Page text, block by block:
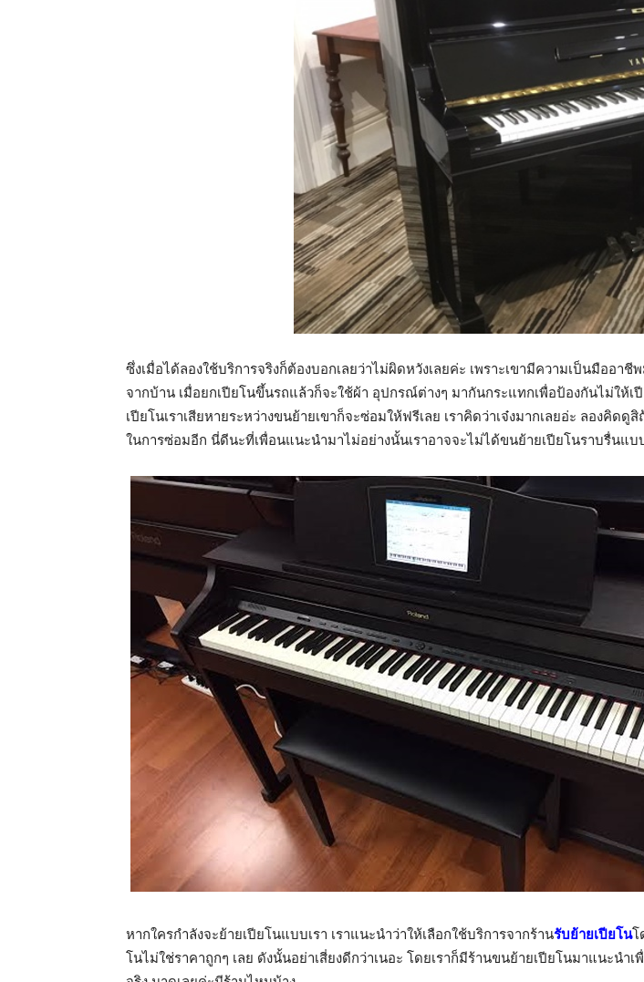
ซึ่งเมื่อได้ลองใช้บริการจริงก็ต้องบอกเลยว่าไม่ผิดหวังเลยค่ะ เพราะเขามีความเป็นมืออา
จากบ้าน เมื่อยกเปียโนขึ้นรถแล้วก็จะใช้ผ้า อุปกรณ์ต่างๆ มากันกระแทกเพื่อป้องกันไม่ให้
เปียโนเราเสียหายระหว่างขนย้ายเขาก็จะซ่อมให้ฟรีเลย เราคิดว่าเจ๋งมากเลยอ่ะ ลองคิด
ในการซ่อมอีก นี่ดีนะที่เพื่อนแนะนำมาไม่อย่างนั้นเราอาจจะไม่ได้ขนย้ายเปียโนราบรื่นแ
หากใครกำลังจะย้ายเปียโนแบบเรา เราแนะนำว่าให้เลือกใช้บริการจากร้านรับย้ายเปียโนโ
โนไม่ใช่ราคาถูกๆ เลย ดังนั้นอย่าเสี่ยงดีกว่าเนอะ โดยเราก็มีร้านขนย้ายเปียโนมาแนะนำ